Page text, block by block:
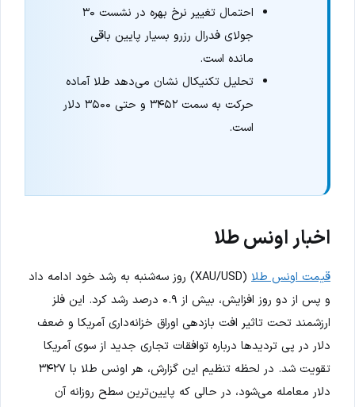
احتمال تغییر نرخ بهره در نشست ۳۰
جولای فدرال رزرو بسیار پایین باقی
مانده است.
تحلیل تکنیکال نشان می‌دهد طلا آماده
حرکت به سمت ۳۴۵۲ و حتی ۳۵۰۰ دلار
است.
اخبار اونس طلا
قیمت اونس طلا
(XAU/USD) روز سه‌شنبه به رشد خود ادامه داد
و پس از دو روز افزایش، بیش از ۰.۹ درصد رشد کرد. این فلز
ارزشمند تحت تاثیر افت بازدهی اوراق خزانه‌داری آمریکا و ضعف
دلار در پی تردیدها درباره توافقات تجاری جدید از سوی آمریکا
تقویت شد. در لحظه تنظیم این گزارش، هر اونس طلا با ۳۴۲۷
دلار معامله می‌شود، در حالی که پایین‌ترین سطح روزانه آن